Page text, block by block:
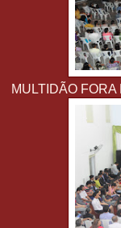
MULTIDÃO